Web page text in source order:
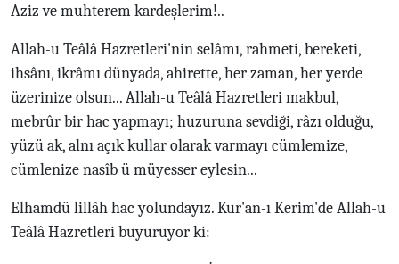
Aziz ve muhterem kardeşlerim!..
Allah-u Teâlâ Hazretleri'nin selâmı, rahmeti, bereketi,
ihsânı, ikrâmı dünyada, ahirette, her zaman, her yerde
üzerinize olsun... Allah-u Teâlâ Hazretleri makbul,
mebrûr bir hac yapmayı; huzuruna sevdiği, râzı olduğu,
yüzü ak, alnı açık kullar olarak varmayı cümlemize,
cümlenize nasîb ü müyesser eylesin...
Elhamdü lillâh hac yolundayız. Kur'an-ı Kerim'de Allah-u
Teâlâ Hazretleri buyuruyor ki: